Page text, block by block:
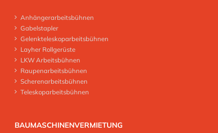
Anhängerarbeitsbühnen
Gabelstapler
Gelenkteleskoparbeitsbühnen
Layher Rollgerüste
LKW Arbeitsbühnen
Raupenarbeitsbühnen
Scherenarbeitsbühnen
Teleskoparbeitsbühnen
BAUMASCHINENVERMIETUNG